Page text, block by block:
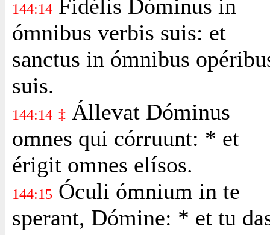
144:14 Fidélis Dóminus in
ómnibus verbis suis: et
sanctus in ómnibus
suis.
144:14 ‡ Állevat Dóminus
omnes qui córruunt: * et
érigit omnes elísos.
144:15 Óculi ómnium in te
sperant, Dómine: * et tu